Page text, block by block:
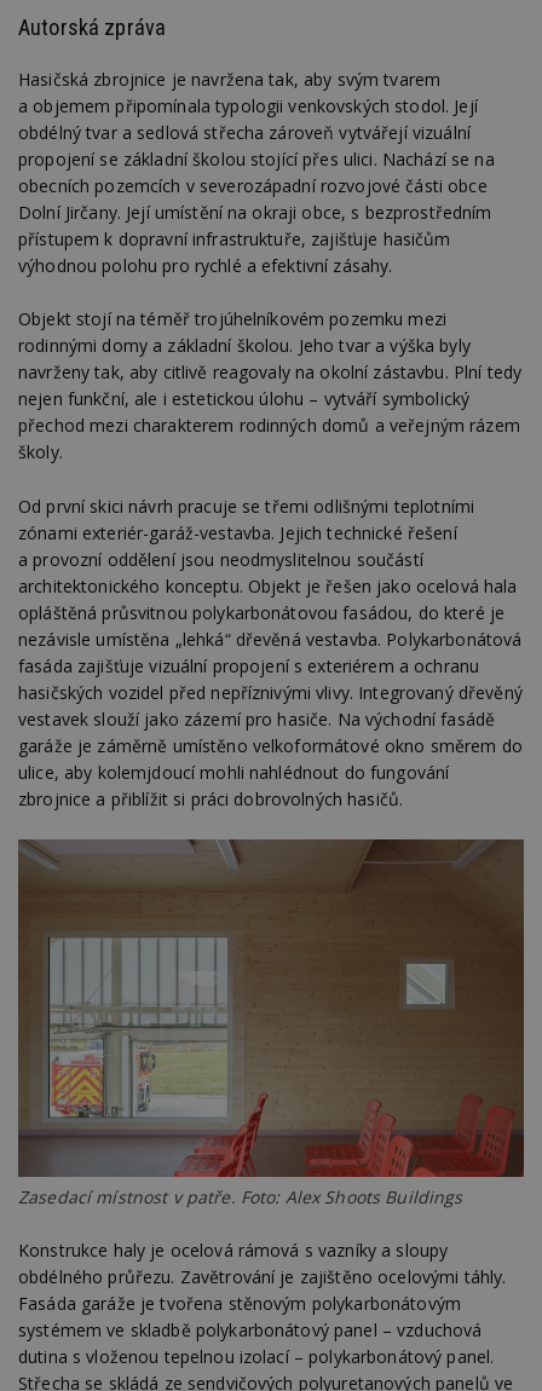
Autorská zpráva
Hasičská zbrojnice je navržena tak, aby svým tvarem
a objemem připomínala typologii venkovských stodol. Její
obdélný tvar a sedlová střecha zároveň vytvářejí vizuální
propojení se základní školou stojící přes ulici. Nachází se na
obecních pozemcích v severozápadní rozvojové části obce
Dolní Jirčany. Její umístění na okraji obce, s bezprostředním
přístupem k dopravní infrastruktuře, zajišťuje hasičům
výhodnou polohu pro rychlé a efektivní zásahy.
Objekt stojí na téměř trojúhelníkovém pozemku mezi
rodinnými domy a základní školou. Jeho tvar a výška byly
navrženy tak, aby citlivě reagovaly na okolní zástavbu. Plní tedy
nejen funkční, ale i estetickou úlohu – vytváří symbolický
přechod mezi charakterem rodinných domů a veřejným rázem
školy.
Od první skici návrh pracuje se třemi odlišnými teplotními
zónami exteriér-garáž-vestavba. Jejich technické řešení
a provozní oddělení jsou neodmyslitelnou součástí
architektonického konceptu. Objekt je řešen jako ocelová hala
opláštěná průsvitnou polykarbonátovou fasádou, do které je
nezávisle umístěna „lehká“ dřevěná vestavba. Polykarbonátová
fasáda zajišťuje vizuální propojení s exteriérem a ochranu
hasičských vozidel před nepříznivými vlivy. Integrovaný dřevěný
vestavek slouží jako zázemí pro hasiče. Na východní fasádě
garáže je záměrně umístěno velkoformátové okno směrem do
ulice, aby kolemjdoucí mohli nahlédnout do fungování
zbrojnice a přiblížit si práci dobrovolných hasičů.
Zasedací místnost v patře. Foto: Alex Shoots Buildings
Konstrukce haly je ocelová rámová s vazníky a sloupy
obdélného průřezu. Zavětrování je zajištěno ocelovými táhly.
Fasáda garáže je tvořena stěnovým polykarbonátovým
systémem ve skladbě polykarbonátový panel – vzduchová
dutina s vloženou tepelnou izolací – polykarbonátový panel.
Střecha se skládá ze sendvičových polyuretanových panelů ve